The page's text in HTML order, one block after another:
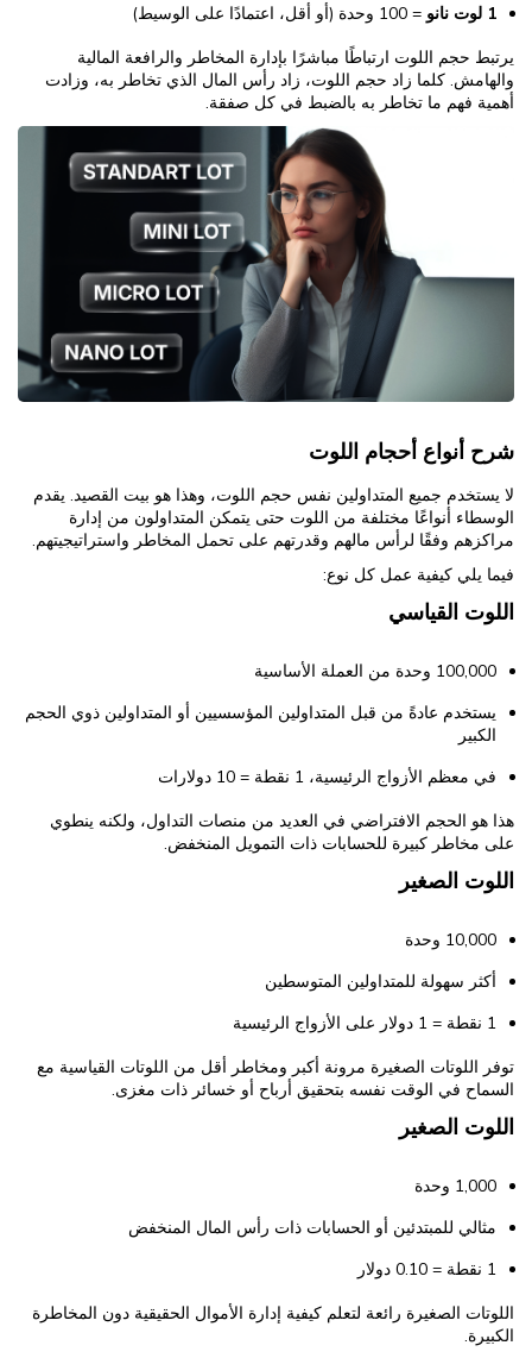
1 لوت نانو
= 100 وحدة (أو أقل، اعتمادًا على الوسيط)
يرتبط حجم اللوت ارتباطًا مباشرًا بإدارة المخاطر والرافعة المالية
والهامش. كلما زاد حجم اللوت، زاد رأس المال الذي تخاطر به، وزادت
أهمية فهم ما تخاطر به بالضبط في كل صفقة.
شرح أنواع أحجام اللوت
لا يستخدم جميع المتداولين نفس حجم اللوت، وهذا هو بيت القصيد. يقدم
الوسطاء أنواعًا مختلفة من اللوت حتى يتمكن المتداولون من إدارة
مراكزهم وفقًا لرأس مالهم وقدرتهم على تحمل المخاطر واستراتيجيتهم.
فيما يلي كيفية عمل كل نوع:
اللوت القياسي
100,000 وحدة من العملة الأساسية
يستخدم عادةً من قبل المتداولين المؤسسيين أو المتداولين ذوي الحجم
الكبير
في معظم الأزواج الرئيسية، 1 نقطة = 10 دولارات
هذا هو الحجم الافتراضي في العديد من منصات التداول، ولكنه ينطوي
على مخاطر كبيرة للحسابات ذات التمويل المنخفض.
اللوت الصغير
10,000 وحدة
أكثر سهولة للمتداولين المتوسطين
1 نقطة = 1 دولار على الأزواج الرئيسية
توفر اللوتات الصغيرة مرونة أكبر ومخاطر أقل من اللوتات القياسية مع
السماح في الوقت نفسه بتحقيق أرباح أو خسائر ذات مغزى.
اللوت الصغير
1,000 وحدة
مثالي للمبتدئين أو الحسابات ذات رأس المال المنخفض
1 نقطة = 0.10 دولار
اللوتات الصغيرة رائعة لتعلم كيفية إدارة الأموال الحقيقية دون المخاطرة
الكبيرة.